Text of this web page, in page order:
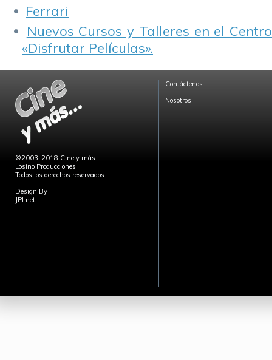
Ferrari
Nuevos Cursos y Talleres en el
«Disfrutar Películas».
©2003-2018 Cine y más...
Losino Producciones
Todos los derechos reservados.
Design By
JPLnet
Contáctenos
Nosotros